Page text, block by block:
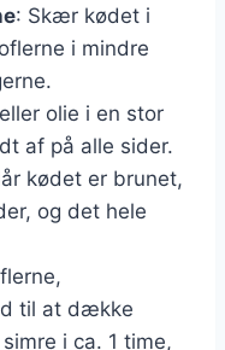
: Skær kødet i
i mindre
olie i en stor
af på alle sider.
kødet er brunet,
og det hele
til at dække
i ca. 1 time,